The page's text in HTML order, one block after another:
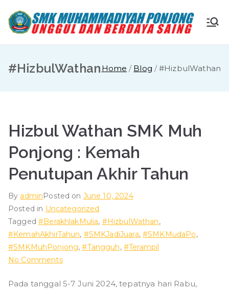
content
S
M
u
Ungg
ul
Berda
#HizbulWathan Home Blog #HizbulWathan
Hizbul Wathan SMK Muh
Ponjong : Kemah
Penutupan Akhir Tahun
By adminPosted on June 10, 2024
Posted in Uncategorized
Tagged#BerakhlakMulia, #HizbulWathan,
#KemahAkhirTahun, #SMKJadiJuara, #SMKMudaPo,
#SMKMuhPonjong,#Tangguh, #Terampil
No Commentson
Wathan
Pada tanggal 5-7 Juni 2024, tepatnya hari Rabu,